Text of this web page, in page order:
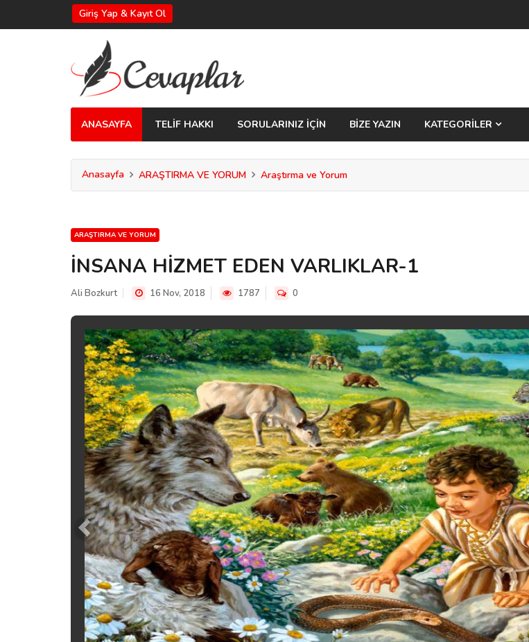
Giriş Yap & Kayıt Ol
ANASAYFA TELİF HAKKI SORULARINIZ İÇİN BİZE YAZIN KATEGORİLER
Anasayfa ARAŞTIRMA VE YORUM Araştırma ve Yorum
ARAŞTIRMA VE YORUM
İNSANA HİZMET EDEN VARLIKLAR-1
Ali Bozkurt 16 Nov, 2018 1787 0